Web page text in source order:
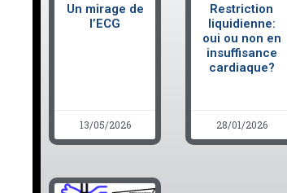
Un mirage de
l’ECG
13/05/2026
Restriction
liquidienne:
oui ou non en
insuffisance
cardiaque?
28/01/2026